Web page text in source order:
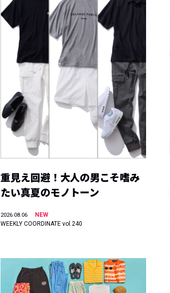
重見え回避！大人の男こそ嗜み
たい真夏のモノトーン
2026.08.06
NEW
WEEKLY COORDINATE vol.240